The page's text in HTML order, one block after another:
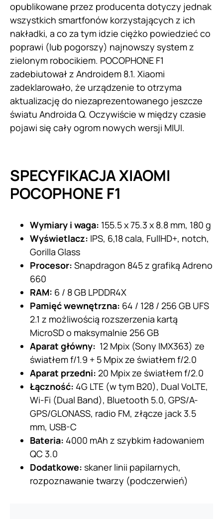
opublikowane przez producenta dotyczy jednak
wszystkich smartfonów korzystających z ich
nakładki, a co za tym idzie ciężko powiedzieć co
poprawi (lub pogorszy) najnowszy system z
zielonym robocikiem. POCOPHONE F1
zadebiutował z Androidem 8.1. Xiaomi
zadeklarowało, że urządzenie to otrzyma
aktualizację do niezaprezentowanego jeszcze
światu Androida Q. Oczywiście w między czasie
pojawi się cały ogrom nowych wersji MIUI.
SPECYFIKACJA XIAOMI
POCOPHONE F1
Wymiary i waga: 155.5 x 75.3 x 8.8 mm, 180 g
Wyświetlacz: IPS, 6,18 cala, FullHD+, notch,
Gorilla Glass
Procesor: Snapdragon 845 z grafiką Adreno
660
RAM: 6 / 8 GB LPDDR4X
Pamięć wewnętrzna: 64 / 128 / 256 GB UFS
2.1 z możliwością rozszerzenia kartą
MicroSD o maksymalnie 256 GB
Aparat główny: 12 Mpix (Sony IMX363) ze
światłem f/1.9 + 5 Mpix ze światłem f/2.0
Aparat przedni: 20 Mpix ze światłem f/2.0
Łączność: 4G LTE (w tym B20), Dual VoLTE,
Wi-Fi (Dual Band), Bluetooth 5.0, GPS/A-
GPS/GLONASS, radio FM, złącze jack 3.5
mm, USB-C
Bateria: 4000 mAh z szybkim ładowaniem
QC 3.0
Dodatkowe: skaner linii papilarnych,
rozpoznawanie twarzy (podczerwień)